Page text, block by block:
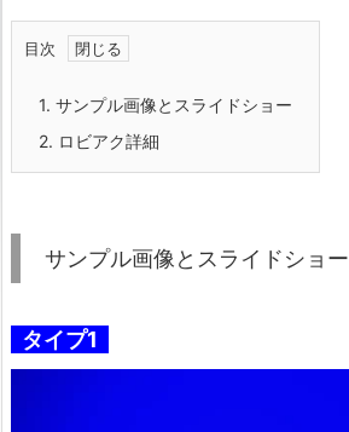
目次
1. サンプル画像とスライドショー
2. ロビアク詳細
サンプル画像とスライドショー
タイプ1